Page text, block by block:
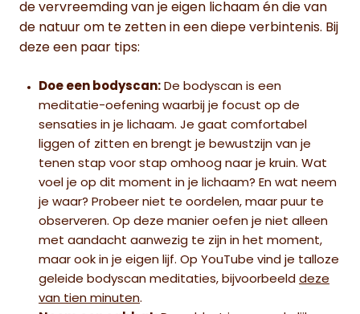
de vervreemding van je eigen lichaam én die van
de natuur om te zetten in een diepe verbintenis. Bij
deze een paar tips:
Doe een bodyscan: De bodyscan is een
meditatie-oefening waarbij je focust op de
sensaties in je lichaam. Je gaat comfortabel
liggen of zitten en brengt je bewustzijn van je
tenen stap voor stap omhoog naar je kruin. Wat
voel je op dit moment in je lichaam? En wat neem
je waar? Probeer niet te oordelen, maar puur te
observeren. Op deze manier oefen je niet alleen
met aandacht aanwezig te zijn in het moment,
maar ook in je eigen lijf. Op YouTube vind je talloze
geleide bodyscan meditaties, bijvoorbeeld deze
van tien minuten.